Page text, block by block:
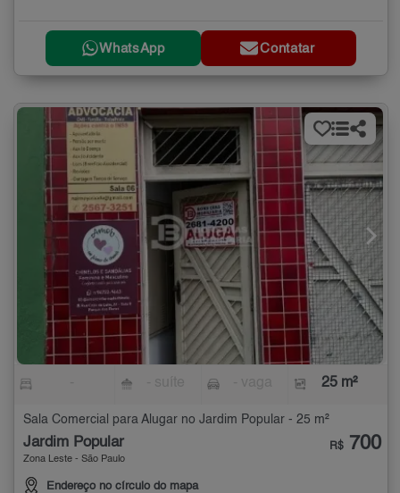
WhatsApp Contatar
25 m²
Sala Comercial para Alugar no Jardim Popular - 25 m²
Jardim Popular
Zona Leste - São Paulo
Endereço no círculo do mapa
R$ 700